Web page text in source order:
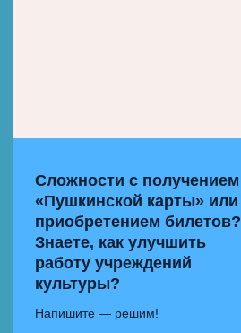
Сложности с получением
«Пушкинской карты» или
приобретением билетов?
Знаете, как улучшить
работу учреждений
культуры?
Напишите — решим!